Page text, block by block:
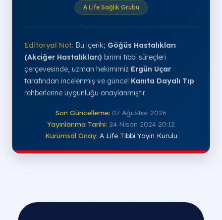
A Life Sağlık Grubu
Editoryal Not: Bu içerik; Göğüs Hastalıkları
(Akciğer Hastalıkları) birimi tıbbi süreçleri
çerçevesinde, uzman hekimimiz Ergün Uçar
tarafından incelenmiş ve güncel Kanıta Dayalı Tıp
rehberlerine uygunluğu onaylanmıştır.
Son Güncelleme: 07 Ağustos 2026
Yayınlanma Tarihi: 24 Nisan 2024 20:12
Kurumsal Onay: A Life Tıbbi Yayın Kurulu